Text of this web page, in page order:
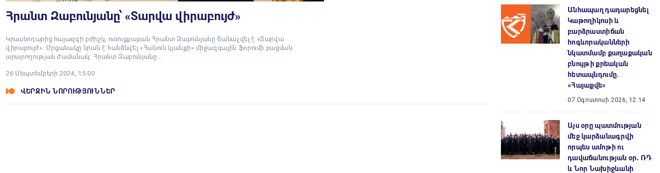
Հրանտ Զաբունյանը՝ «Տարվա վիրաբույժ»
Կրասնոդարից հայազգի բժիշկ, ուռուցքաբան Հրանտ Զաբունյանը ճանաչվել է «Տարվա
վիրաբույժ»։ Մրցանակը նրան է հանձնվել «Հանուն կյանքի» միջազգային ֆորումի բացման
արարողության ժամանակ։ Հրանտ Զաբունյանը…
26 Սեպտեմբերի 2024, 15:00
ՎԵՐՋԻՆ ՆՈՐՈՒԹՅՈՒՆՆԵՐ
Անհապաղ դադարեցնել
Կաթողիկոսի և
բարձրաստիճան
հոգևորականների
նկատմամբ քաղաքական
բնույթի քրեական
հետապնդումը.
«Հայաքվե»
07 Օգոստոսի 2026, 12:14
Այս օրը պատմության
մեջ կարձանագրվի
որպես ամոթի ու
դավաճանության օր․ ՌԴ
և Նոր Նախիջևանի